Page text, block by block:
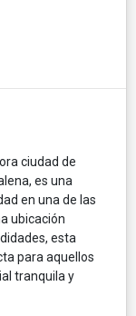
ciudad de
es una
en una de las
ubicación
esta
para aquellos
tranquila y